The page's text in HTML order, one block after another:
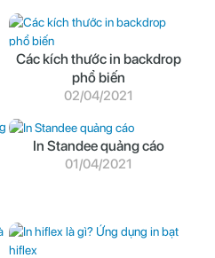
Các kích thước in backdrop
phổ biến
02/04/2021
In Standee quảng cáo
01/04/2021